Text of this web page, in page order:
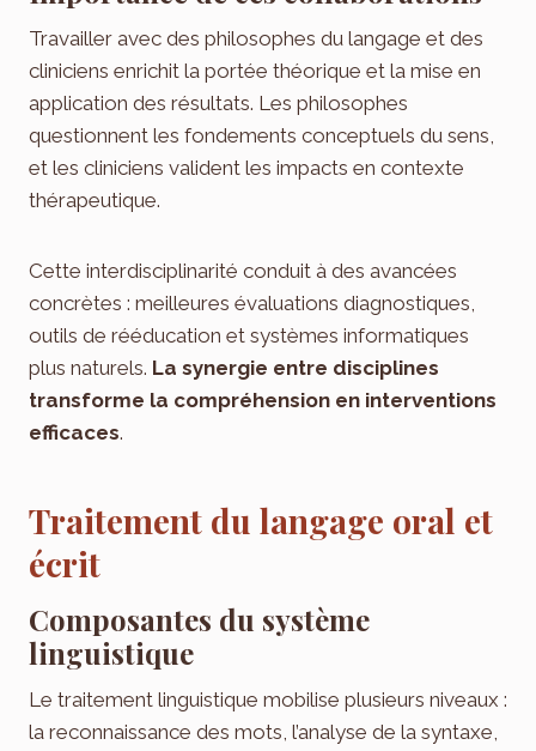
Travailler avec des philosophes du langage et des
cliniciens enrichit la portée théorique et la mise en
application des résultats. Les philosophes
questionnent les fondements conceptuels du sens,
et les cliniciens valident les impacts en contexte
thérapeutique.
Cette interdisciplinarité conduit à des avancées
concrètes : meilleures évaluations diagnostiques,
outils de rééducation et systèmes informatiques
plus naturels. La synergie entre disciplines
transforme la compréhension en interventions
efficaces.
Traitement du langage oral et
écrit
Composantes du système
linguistique
Le traitement linguistique mobilise plusieurs niveaux :
la reconnaissance des mots, l’analyse de la syntaxe,